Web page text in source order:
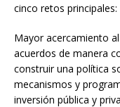
cinco retos principales:
Mayor acercamiento
acuerdos de manera
construir una política
mecanismos y
inversión pública y